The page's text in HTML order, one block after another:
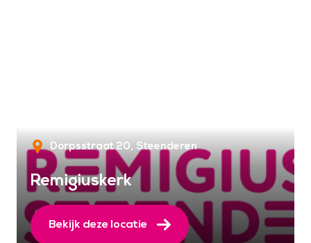
Dorpsstraat 20 Steenderen
Remigiuskerk
Bekijk deze locatie